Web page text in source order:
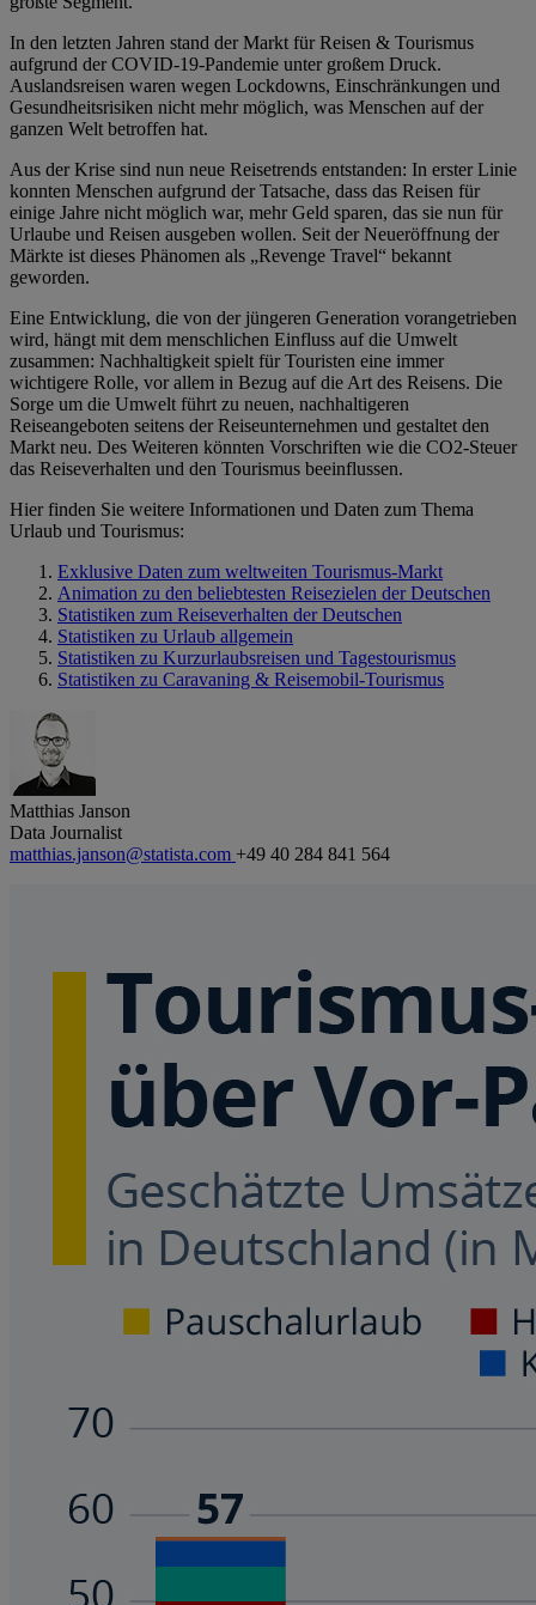
In den letzten Jahren stand der Markt für Reisen & Tourismus
aufgrund der COVID-19-Pandemie unter großem Druck.
Auslandsreisen waren wegen Lockdowns, Einschränkungen und
Gesundheitsrisiken nicht mehr möglich, was Menschen auf der
ganzen Welt betroffen hat.
Aus der Krise sind nun neue Reisetrends entstanden: In erster Linie
konnten Menschen aufgrund der Tatsache, dass das Reisen für
einige Jahre nicht möglich war, mehr Geld sparen, das sie nun für
Urlaube und Reisen ausgeben wollen. Seit der Neueröffnung der
Märkte ist dieses Phänomen als „Revenge Travel“ bekannt
geworden.
Eine Entwicklung, die von der jüngeren Generation vorangetrieben
wird, hängt mit dem menschlichen Einfluss auf die Umwelt
zusammen: Nachhaltigkeit spielt für Touristen eine immer
wichtigere Rolle, vor allem in Bezug auf die Art des Reisens. Die
Sorge um die Umwelt führt zu neuen, nachhaltigeren
Reiseangeboten seitens der Reiseunternehmen und gestaltet den
Markt neu. Des Weiteren könnten Vorschriften wie die CO2-Steuer
das Reiseverhalten und den Tourismus beeinflussen.
Hier finden Sie weitere Informationen und Daten zum Thema
Urlaub und Tourismus:
Exklusive Daten zum weltweiten Tourismus-Markt
Animation zu den beliebtesten Reisezielen der Deutschen
Statistiken zum Reiseverhalten der Deutschen
Statistiken zu Urlaub allgemein
Statistiken zu Kurzurlaubsreisen und Tagestourismus
Statistiken zu Caravaning & Reisemobil-Tourismus
Matthias Janson
Data Journalist
matthias.janson@statista.com +49 40 284 841 564